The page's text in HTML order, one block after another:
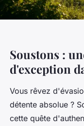
Soustons :
d'exception
Vous rêvez
détente absolue ?
cette quête